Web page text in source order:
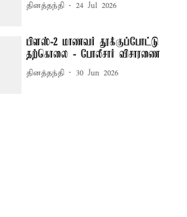
தினத்தந்தி 24 Jul 2026
பிளஸ்-2 மாணவர் தூக்குப்போட்டு
தற்கொலை - போலீசார் விசாரணை
தினத்தந்தி 30 Jun 2026